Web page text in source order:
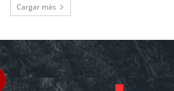
Cargar más